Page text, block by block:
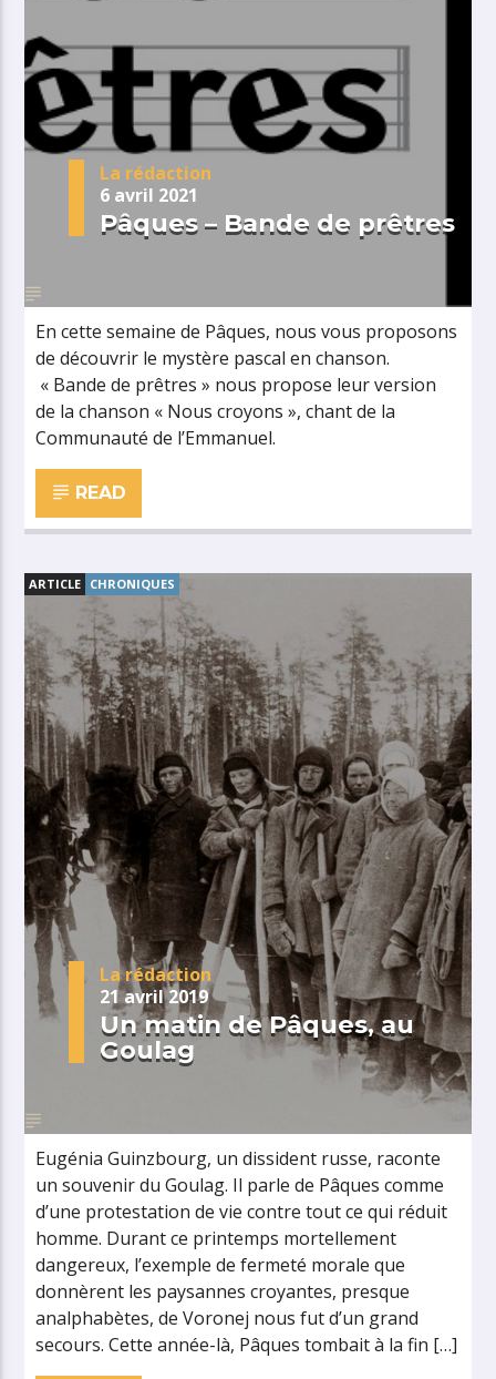
La rédaction
6 avril 2021
Pâques – Bande de prêtres
En cette semaine de Pâques, nous vous proposons
de découvrir le mystère pascal en chanson.
« Bande de prêtres » nous propose leur version
de la chanson « Nous croyons », chant de la
Communauté de l’Emmanuel.
READ
ARTICLE CHRONIQUES
La rédaction
21 avril 2019
Un matin de Pâques, au
Goulag
Eugénia Guinzbourg, un dissident russe, raconte
un souvenir du Goulag. Il parle de Pâques comme
d’une protestation de vie contre tout ce qui réduit
homme. Durant ce printemps mortellement
dangereux, l’exemple de fermeté morale que
donnèrent les paysannes croyantes, presque
analphabètes, de Voronej nous fut d’un grand
secours. Cette année-là, Pâques tombait à la fin […]